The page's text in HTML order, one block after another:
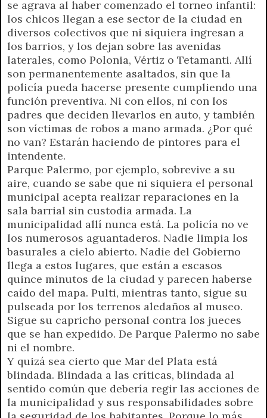
se agrava al haber comenzado el torneo infantil:
los chicos llegan a ese sector de la ciudad en
diversos colectivos que ni siquiera ingresan a
los barrios, y los dejan sobre las avenidas
laterales, como Polonia, Vértiz o Tetamanti. Allí
son permanentemente asaltados, sin que la
policía pueda hacerse presente cumpliendo una
función preventiva. Ni con ellos, ni con los
padres que deciden llevarlos en auto, y también
son víctimas de robos a mano armada. ¿Por qué
no van? Estarán haciendo de pintores para el
intendente.
Parque Palermo, por ejemplo, sobrevive a su
aire, cuando se sabe que ni siquiera el personal
municipal acepta realizar reparaciones en la
sala barrial sin custodia armada. La
municipalidad allí nunca está. La policía no ve
los numerosos aguantaderos. Nadie limpia los
basurales a cielo abierto. Nadie del Gobierno
llega a estos lugares, que están a escasos
quince minutos de la ciudad y parecen haberse
caído del mapa. Pulti, mientras tanto, sigue su
pulseada por los terrenos aledaños al museo.
Sigue su capricho personal contra los jueces
que se han expedido. De Parque Palermo no sabe
ni el nombre.
Y quizá sea cierto que Mar del Plata está
blindada. Blindada a las críticas, blindada al
sentido común que debería regir las acciones de
la municipalidad y sus responsabilidades sobre